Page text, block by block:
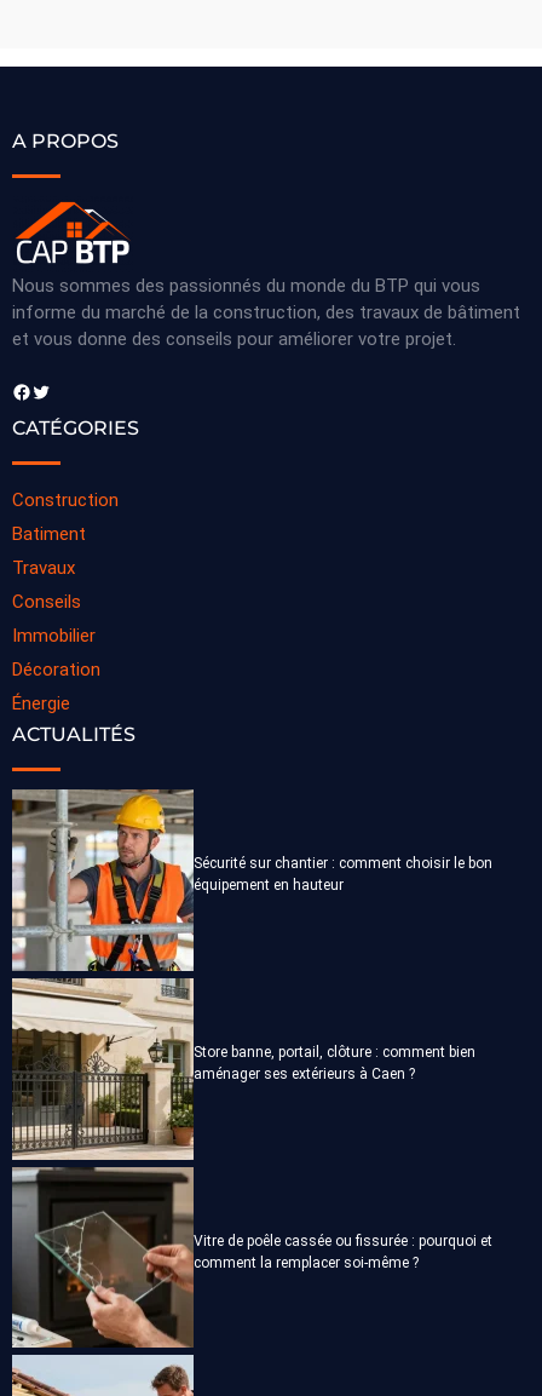
A PROPOS
Nous sommes des passionnés du monde du BTP qui vous
informe du marché de la construction, des travaux de bâtiment
et vous donne des conseils pour améliorer votre projet.
Facebook Twitter
CATÉGORIES
Construction
Batiment
Travaux
Conseils
Immobilier
Décoration
Énergie
ACTUALITÉS
Sécurité sur chantier : comment choisir le bon
équipement en hauteur
Store banne, portail, clôture : comment bien
aménager ses extérieurs à Caen ?
Vitre de poêle cassée ou fissurée : pourquoi et
comment la remplacer soi-même ?